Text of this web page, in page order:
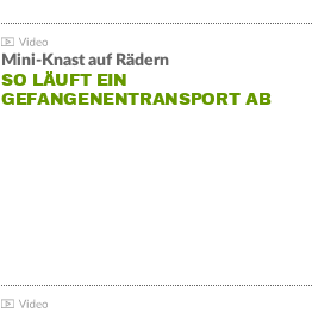
Mini-Knast auf Rädern
SO LÄUFT EIN
GEFANGENENTRANSPORT AB